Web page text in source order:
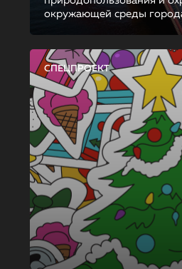
окружающей среды
СПЕЦПРОЕКТ